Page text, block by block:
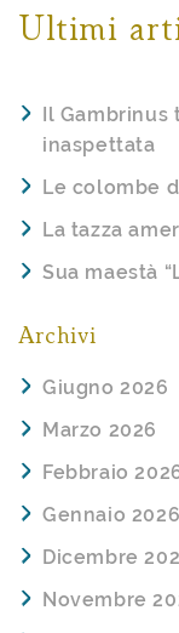
Ultimi
Il Gambrinus
inaspettata
Le colombe
La tazza
Sua maestà
Archivi
Giugno 2026
Marzo 2026
Febbraio
Gennaio 2026
Dicembre
Novembre